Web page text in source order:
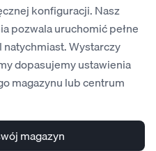
konfiguracji. Nasz
pozwala uruchomić pełne
Wystarczy
dopasujemy ustawienia
magazynu lub centrum
magazyn